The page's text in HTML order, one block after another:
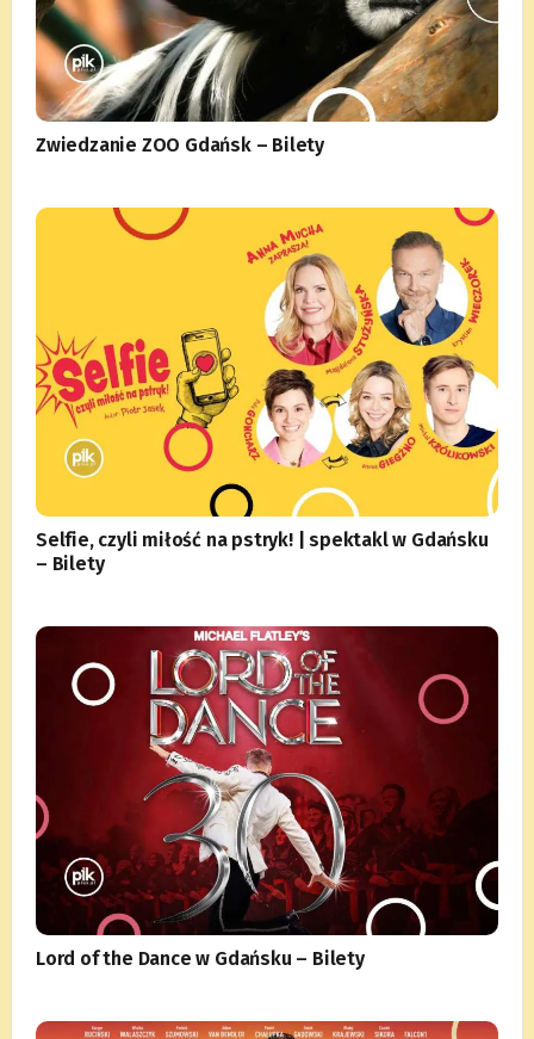
Zwiedzanie ZOO Gdańsk – Bilety
Selfie, czyli miłość na pstryk! | spektakl w Gdańsku
– Bilety
Lord of the Dance w Gdańsku – Bilety